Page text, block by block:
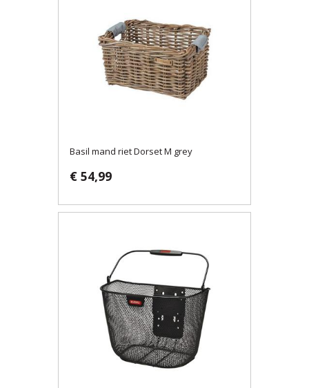
Basil mand riet Dorset M grey
€ 54,99